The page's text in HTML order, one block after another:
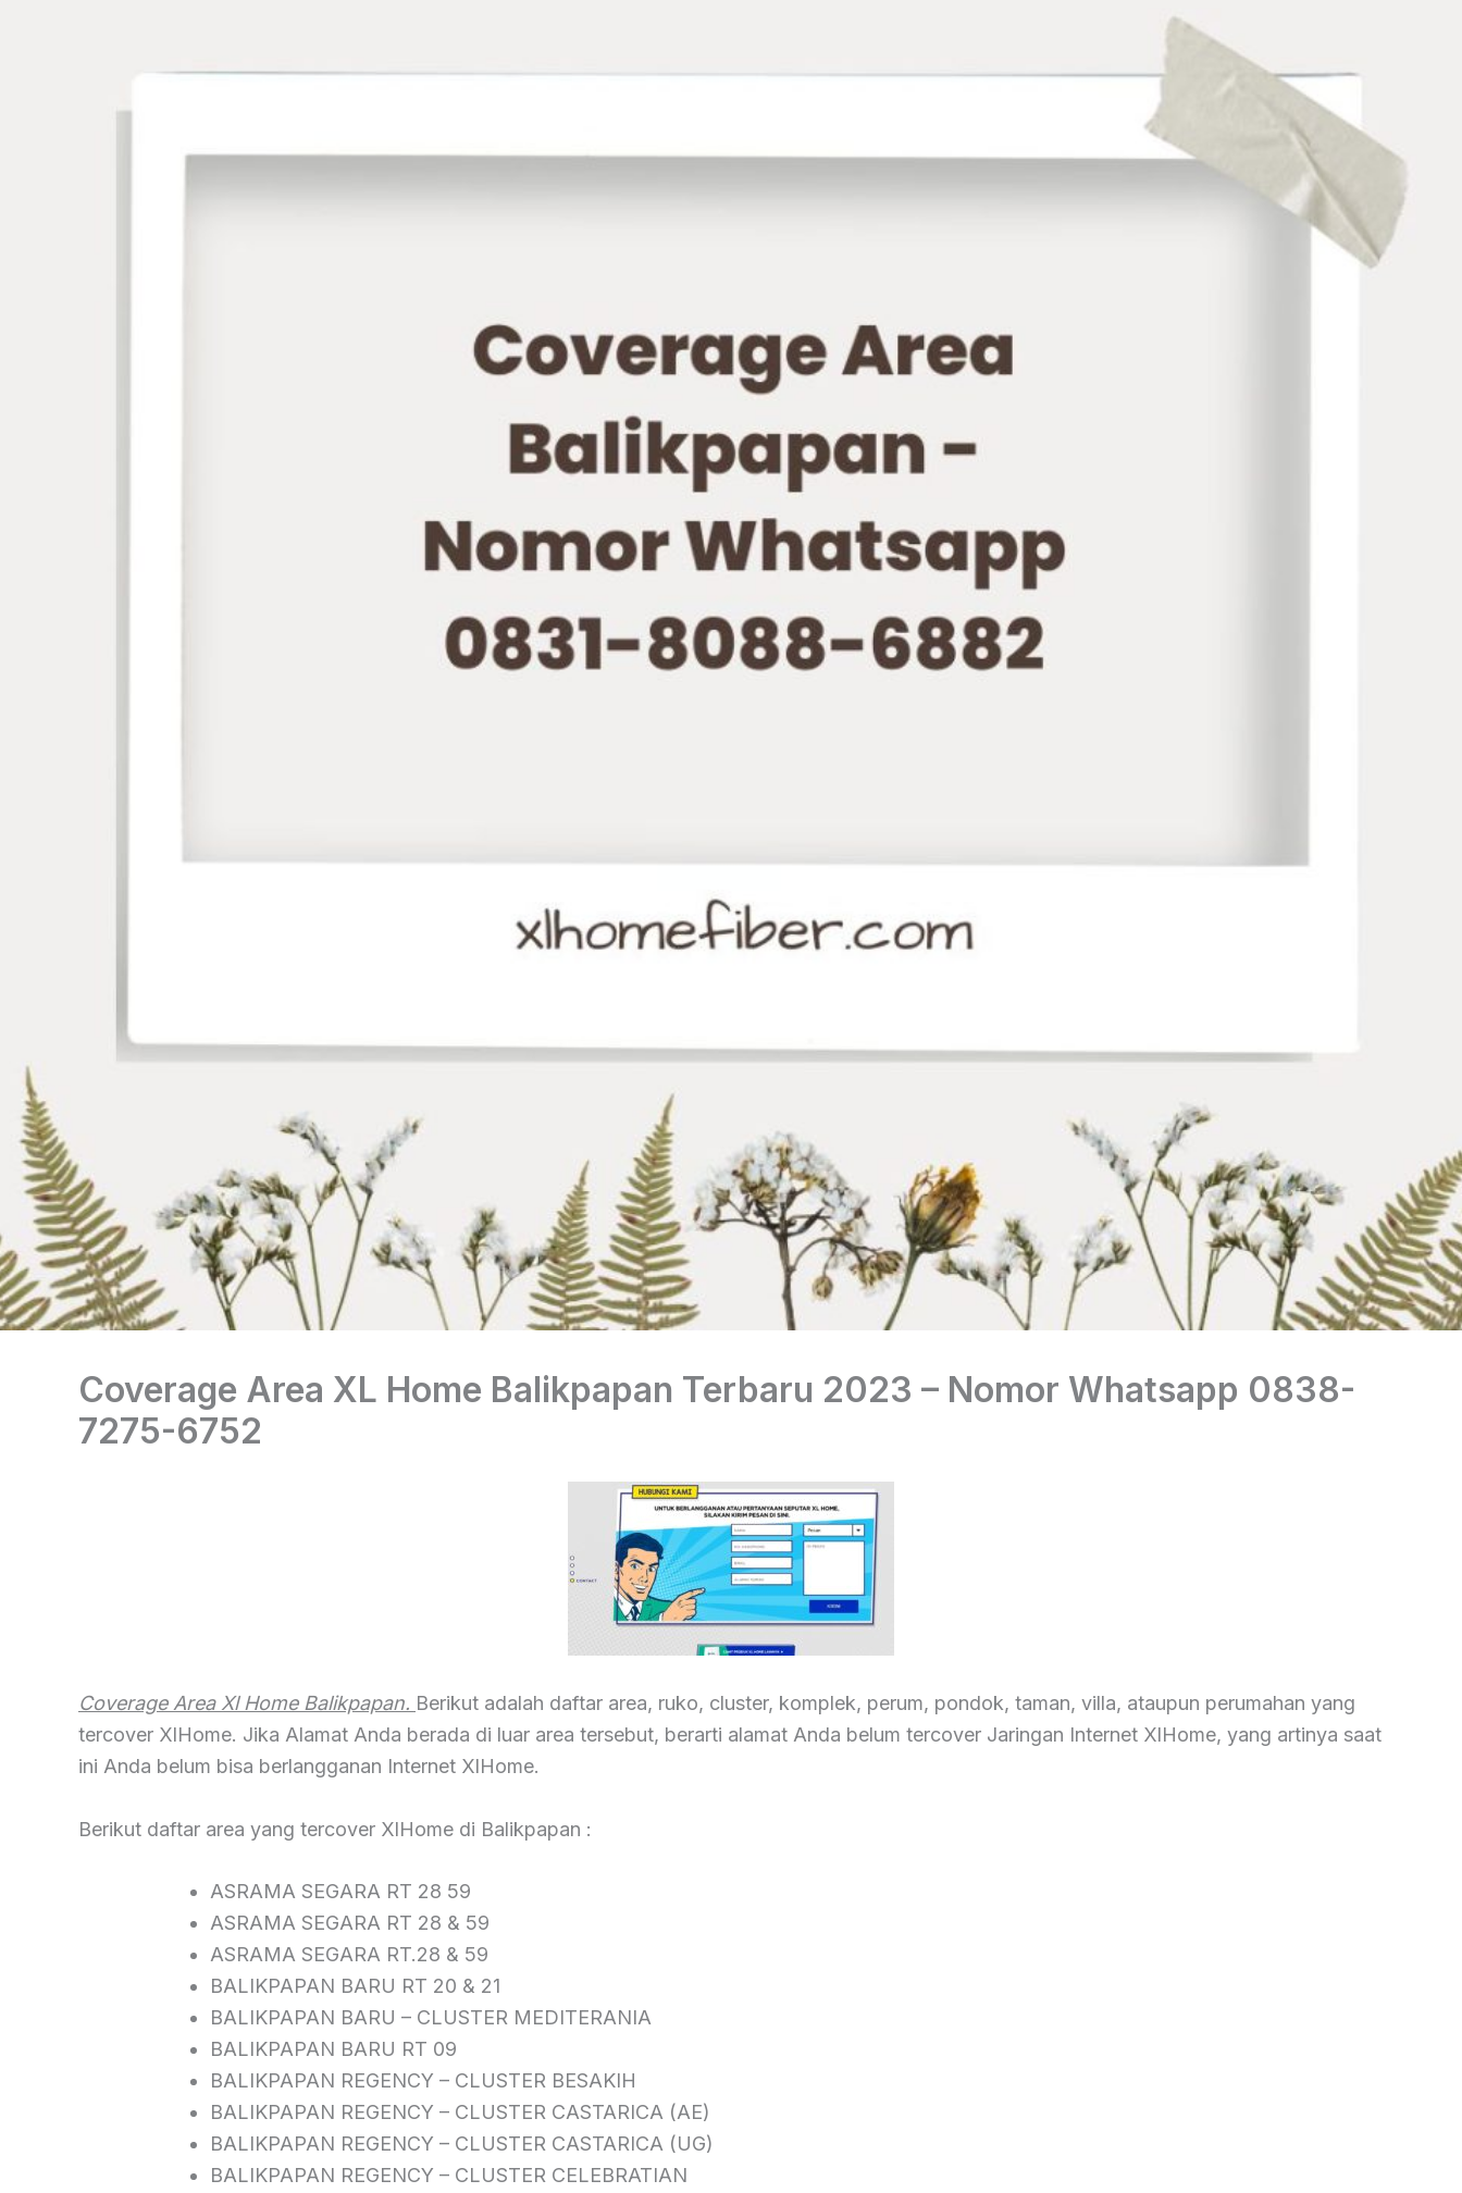
Coverage Area XL Home Balikpapan Terbaru 2023 – Nomor Whatsapp 0838-
7275-6752
Coverage Area Xl Home Balikpapan. Berikut adalah daftar area, ruko, cluster, komplek, perum, pondok, taman, villa, ataupun perumahan yang
tercover XlHome. Jika Alamat Anda berada di luar area tersebut, berarti alamat Anda belum tercover Jaringan Internet XlHome, yang artinya saat
ini Anda belum bisa berlangganan Internet XlHome.
Berikut daftar area yang tercover XlHome di Balikpapan :
ASRAMA SEGARA RT 28 59
ASRAMA SEGARA RT 28 & 59
ASRAMA SEGARA RT.28 & 59
BALIKPAPAN BARU RT 20 & 21
BALIKPAPAN BARU – CLUSTER MEDITERANIA
BALIKPAPAN BARU RT 09
BALIKPAPAN REGENCY – CLUSTER BESAKIH
BALIKPAPAN REGENCY – CLUSTER CASTARICA (AE)
BALIKPAPAN REGENCY – CLUSTER CASTARICA (UG)
BALIKPAPAN REGENCY – CLUSTER CELEBRATIAN